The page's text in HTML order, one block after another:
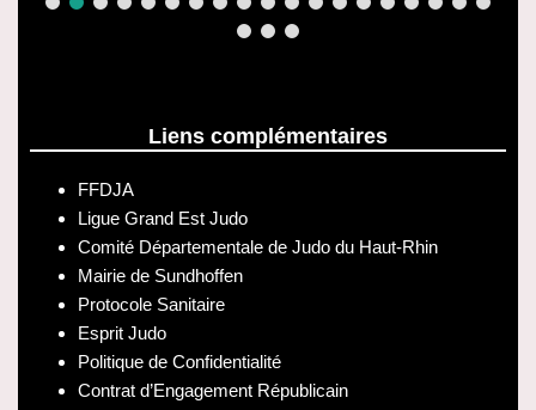
Liens complémentaires
FFDJA
Ligue Grand Est Judo
Comité Départementale de Judo du Haut-Rhin
Mairie de Sundhoffen
Protocole Sanitaire
Esprit Judo
Politique de Confidentialité
Contrat d’Engagement Républicain